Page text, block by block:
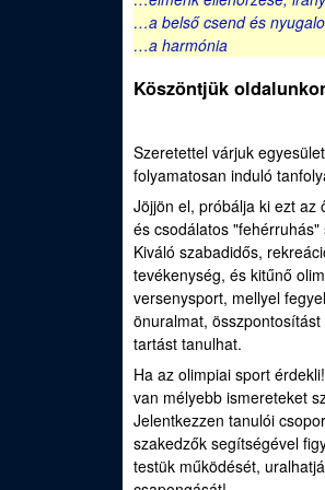
d
S
p
o
r
á
u…a belső csend és
…a harmónia
Köszöntjük
Szeretettel várjuk
folyamatosan induló
Jöjjön el, próbálja ki ezt az
és csodálatos "fehérruhás"
Kiváló szabadidős,
tevékenység, és kitűnő
versenysport, mellyel
önuralmat,
tartást tanulhat.
Ha az olimpiai sport
van mélyebb ismereteket
Jelentkezzen tanulói
szakedzők segítségével
testük működését,